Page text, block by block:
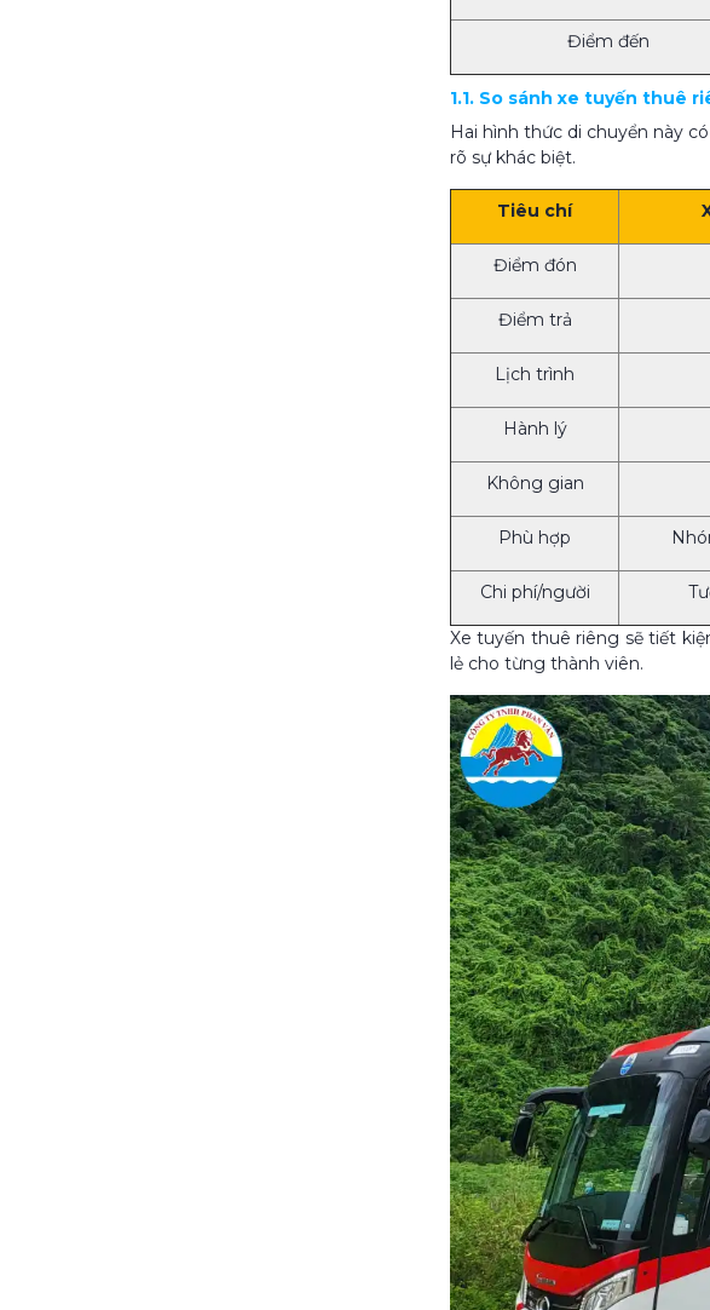
Điểm đến
1.1. So sánh xe tuyến thuê
Hai hình thức di chuyển này
rõ sự khác biệt.
Tiêu chí
Điểm đón
Điểm trả
Lịch trình
Hành lý
Không gian
Phù hợp
Chi phí/người
Xe tuyến thuê riêng sẽ tiết
lẻ cho từng thành viên.